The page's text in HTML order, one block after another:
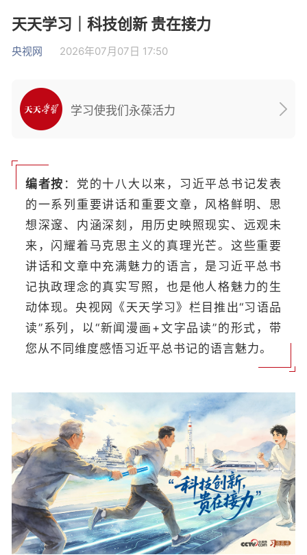
天天学习｜科技创新 贵在接力
央视网 2026年07月07日 17:50
学习使我们永葆活力
编者按 ：党的十八大以来，习近平总书记发表
的一系列重要讲话和重要文章，风格鲜明、思
想深邃、内涵深刻，用历史映照现实、远观未
来，闪耀着马克思主义的真理光芒。这些重要
讲话和文章中充满魅力的语言，是习近平总书
记执政理念的真实写照，也是他人格魅力的生
动体现。央视网《天天学习》栏目推出“习语品
读”系列，以“新闻漫画+文字品读”的形式，带
您从不同维度感悟习近平总书记的语言魅力。